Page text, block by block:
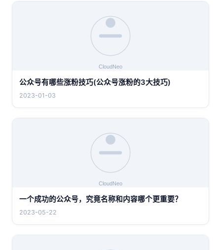
公众号有哪些涨粉技巧(公众号涨粉的3大技巧)
2023-01-03
一个成功的公众号，究竟名称和内容哪个更重要？
2023-05-22